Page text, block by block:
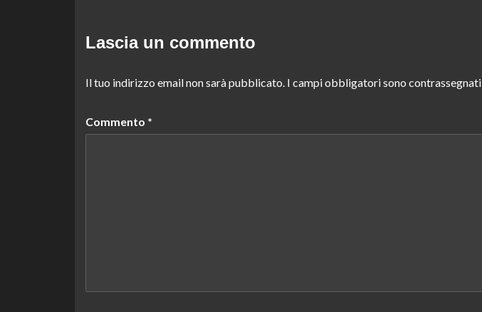
Lascia un commento
Il tuo indirizzo email non sarà pubblicato. I campi obbligatori sono contrassegnati
Commento *